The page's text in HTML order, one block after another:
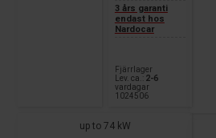
3 års garanti
endast hos
Nardocar
Fjärrlager
Lev. ca.:
2-6
vardagar
1024506
up to 74 kW